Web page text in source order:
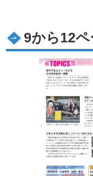
9から12